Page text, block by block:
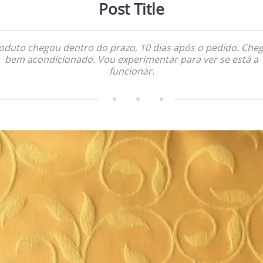
Post Title
chegou dentro do prazo, 10 dias após o pedido.
bem acondicionado. Vou experimentar para ver se está a
funcionar.